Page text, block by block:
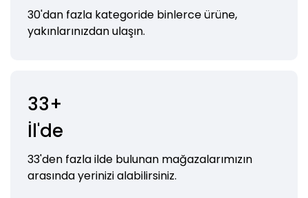
30'dan fazla kategoride binlerce ürüne,
yakınlarınızdan ulaşın.
33+
İl'de
33'den fazla ilde bulunan mağazalarımızın
arasında yerinizi alabilirsiniz.